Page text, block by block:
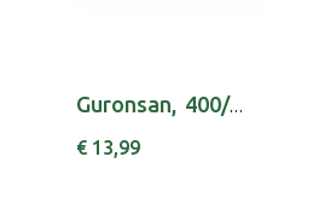
Guronsan, 400/500/50 mg x 20 comp eferv
€ 13,99